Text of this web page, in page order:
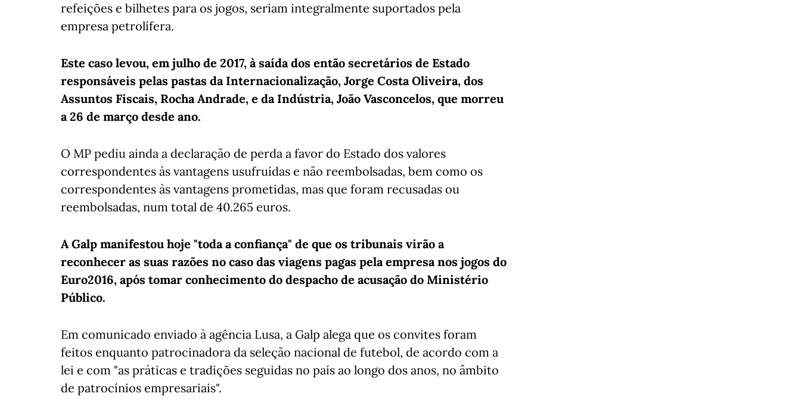
refeições e bilhetes para os jogos, seriam integralmente suportados pela
empresa petrolífera.
Este caso levou, em julho de 2017, à saída dos então secretários de Estado
responsáveis pelas pastas da Internacionalização, Jorge Costa Oliveira, dos
Assuntos Fiscais, Rocha Andrade, e da Indústria, João Vasconcelos, que morreu
a 26 de março desde ano.
O MP pediu ainda a declaração de perda a favor do Estado dos valores
correspondentes às vantagens usufruídas e não reembolsadas, bem como os
correspondentes às vantagens prometidas, mas que foram recusadas ou
reembolsadas, num total de 40.265 euros.
A Galp manifestou hoje "toda a confiança" de que os tribunais virão a
reconhecer as suas razões no caso das viagens pagas pela empresa nos jogos do
Euro2016, após tomar conhecimento do despacho de acusação do Ministério
Público.
Em comunicado enviado à agência Lusa, a Galp alega que os convites foram
feitos enquanto patrocinadora da seleção nacional de futebol, de acordo com a
lei e com "as práticas e tradições seguidas no país ao longo dos anos, no âmbito
de patrocínios empresariais".